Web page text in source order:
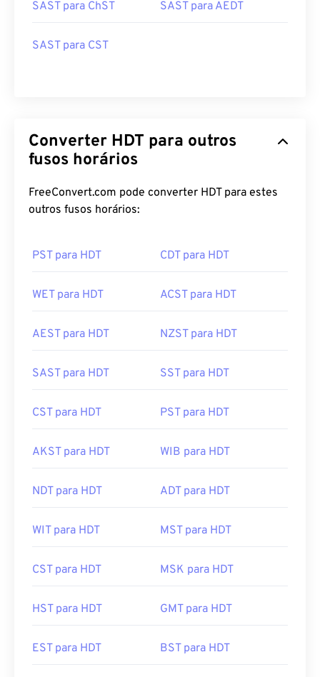
SAST para ChST SAST para AEDT
SAST para CST
Converter HDT para outros
fusos horários
FreeConvert.com pode converter HDT para estes
outros fusos horários:
PST para HDT CDT para HDT
WET para HDT ACST para HDT
AEST para HDT NZST para HDT
SAST para HDT SST para HDT
CST para HDT PST para HDT
AKST para HDT WIB para HDT
NDT para HDT ADT para HDT
WIT para HDT MST para HDT
CST para HDT MSK para HDT
HST para HDT GMT para HDT
EST para HDT BST para HDT